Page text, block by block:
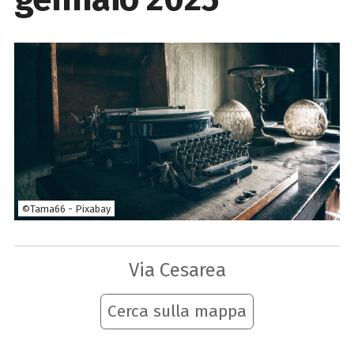
©Tama66 - Pixabay
Via Cesarea
Cerca sulla mappa